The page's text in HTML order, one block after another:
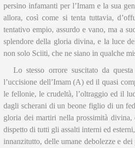
persino infamanti per l’Imam e la sua
allora, così come si tenta tuttavia,
tentativo empio, assurdo e vano, ma a
splendore della gloria divina, e la luce
non solo Sciiti, che ne siano in qualche
Lo stesso orrore suscitato da
l’uccisione dell’Imam (A) ed il quasi
le fellonie, le crudeltà, l’oltraggio ed il
dagli scherani di un beone figlio di un
gloria dei martiri nella prossimità divina,
dispetto di tutti gli assalti interni ed
innanzitutto, delle umane debolezze e